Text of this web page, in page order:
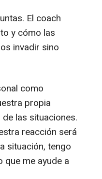
El coach
y cómo las
invadir sino
como
propia
las situaciones.
reacción será
situación, tengo
me ayude a